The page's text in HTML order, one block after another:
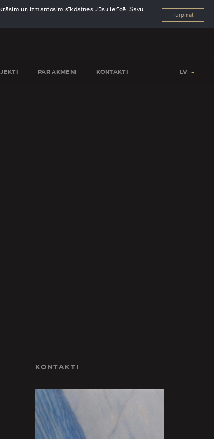
un izmantosim sīkdatnes Jūsu ierīcē. Savu
Turpināt
PAR AKMENI KONTAKTI LV
KONTAKTI